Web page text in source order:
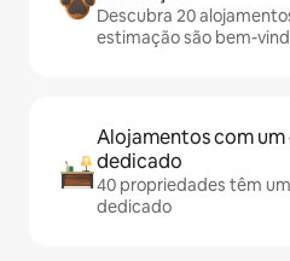
Descubra 20
estimação são bem-
Alojamentos com
dedicado
40 propriedades têm
dedicado